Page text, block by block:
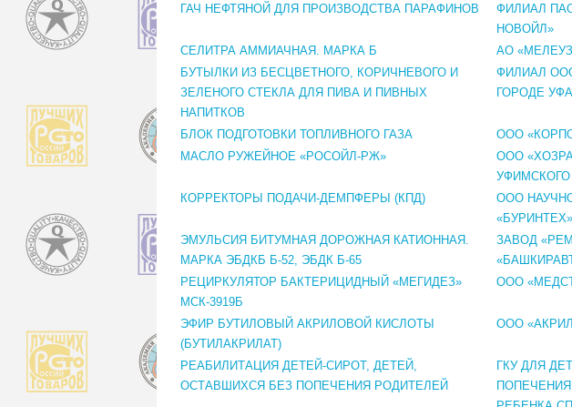
ГАЧ НЕФТЯНОЙ ДЛЯ ПРОИЗВОДСТВА ПАРАФИНОВ
ФИЛИАЛ
НОВОЙЛ»
СЕЛИТРА АММИАЧНАЯ. МАРКА Б АО
БУТЫЛКИ ИЗ БЕСЦВЕТНОГО, КОРИЧНЕВОГО И
ЗЕЛЕНОГО СТЕКЛА ДЛЯ ПИВА И ПИВНЫХ
НАПИТКОВ
ФИЛИАЛ
ГОРОДЕ УФА
БЛОК ПОДГОТОВКИ ТОПЛИВНОГО ГАЗА ООО
МАСЛО РУЖЕЙНОЕ «РОСОЙЛ-РЖ»
ООО
КОРРЕКТОРЫ ПОДАЧИ-ДЕМПФЕРЫ (КПД)
ООО
«БУРИНТЕХ»
ЭМУЛЬСИЯ БИТУМНАЯ ДОРОЖНАЯ КАТИОННАЯ.
МАРКА ЭБДКБ Б-52, ЭБДК Б-65
ЗАВОД
РЕЦИРКУЛЯТОР БАКТЕРИЦИДНЫЙ «МЕГИДЕЗ»
МСК-3919Б
ООО
ЭФИР БУТИЛОВЫЙ АКРИЛОВОЙ КИСЛОТЫ
(БУТИЛАКРИЛАТ)
ООО
РЕАБИЛИТАЦИЯ ДЕТЕЙ-СИРОТ, ДЕТЕЙ,
ОСТАВШИХСЯ БЕЗ ПОПЕЧЕНИЯ РОДИТЕЛЕЙ
ГКУ ДЛЯ